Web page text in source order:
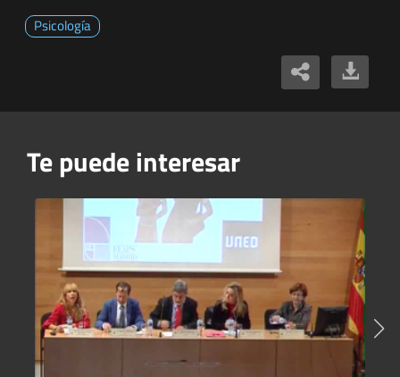
Psicología
Te puede interesar